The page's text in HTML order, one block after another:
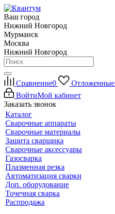
Ваш город
Нижний Новгород
Мурманск
Москва
Нижний Новгород
Сравнение0 Отложенные
ВойтиМой кабинет
Заказать звонок
Каталог
Сварочные аппараты
Сварочные материалы
Защита сварщика
Сварочные аксессуары
Газосварка
Плазменная резка
Автоматизация сварки
Доп. оборудование
Точечная сварка
Распродажа